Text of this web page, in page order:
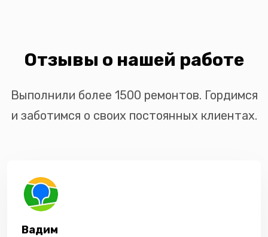
Отзывы о нашей работе
Выполнили более 1500 ремонтов. Гордимся
и заботимся о своих постоянных клиентах.
Вадим